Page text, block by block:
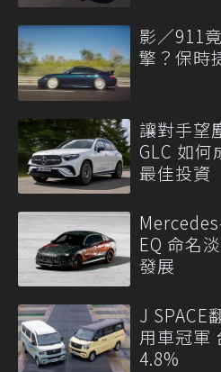
影／911
擎？保時
讓對手望
GLC 如何
最佳投資
EQ 命名
發展
J SPACE
用車冠軍
4.8%